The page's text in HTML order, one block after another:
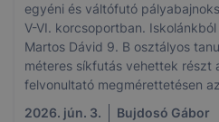
egyéni és váltófutó
V-VI. korcsoportban. Iskolánkból
Martos Dávid 9. B osztályos
méteres síkfutás vehettek részt
felvonultató megmérettetésen
2026. jún. 3.
Bujdosó Gábor